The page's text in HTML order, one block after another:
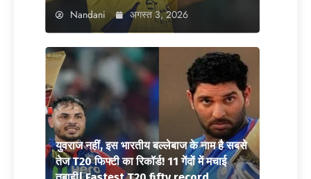
Nandani अगस्त 3, 2026
युवराज नहीं, इस भारतीय बल्लेबाज के नाम है सबसे
तेज T20 फिफ्टी का रिकॉर्ड! 11 गेंदों में मचाई